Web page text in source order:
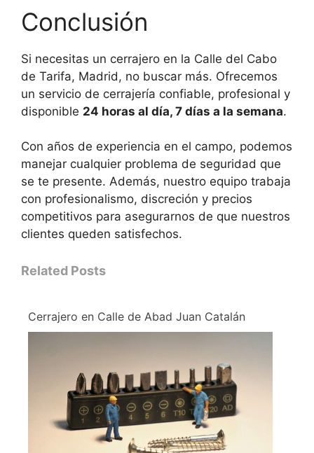
Conclusión
Si necesitas un cerrajero en la Calle del Cabo
de Tarifa, Madrid, no buscar más. Ofrecemos
un servicio de cerrajería confiable, profesional y
disponible 24 horas al día, 7 días a la semana.
Con años de experiencia en el campo, podemos
manejar cualquier problema de seguridad que
se te presente. Además, nuestro equipo trabaja
con profesionalismo, discreción y precios
competitivos para asegurarnos de que nuestros
clientes queden satisfechos.
Related Posts
Cerrajero en Calle de Abad Juan Catalán